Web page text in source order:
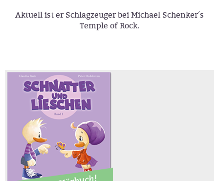
Aktuell ist er Schlagzeuger bei Michael Schenker´s
Temple of Rock.